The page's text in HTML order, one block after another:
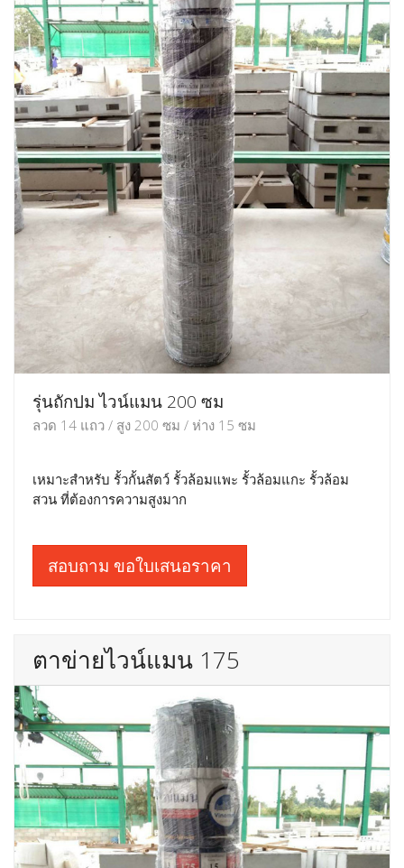
รุ่นถักปม ไวน์แมน 200 ซม
ลวด 14 แถว / สูง 200 ซม / ห่าง 15 ซม
เหมาะสำหรับ รั้วกั้นสัตว์ รั้วล้อมแพะ รั้วล้อมแกะ รั้วล้อม
สวน ที่ต้องการความสูงมาก
สอบถาม ขอใบเสนอราคา
ตาข่ายไวน์แมน 175